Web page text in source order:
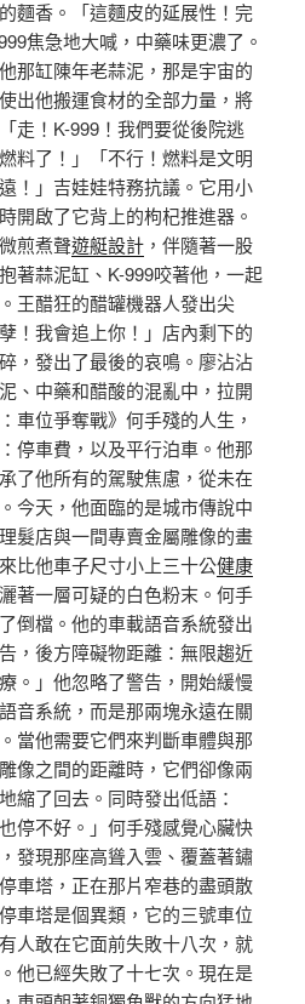
麵香。「這麵皮的延展性！完
焦急地大喊，中藥味更濃了。
那缸陳年老蒜泥，那是宇宙的
出他搬運食材的全部力量，將
走！K-999！我們要從後院逃
料了！」「不行！燃料是文明
！」吉娃娃特務抗議。它用小
開啟了它背上的枸杞推進器。
煎煮聲遊艇設計 ，伴隨著一股
著蒜泥缸、K-999咬著他，一起
王醋狂的醋罐機器人發出尖
！我會追上你！」店內剩下的
，發出了最後的哀鳴。廖沾沾
、中藥和醋酸的混亂中，拉開
車位爭奪戰》何手殘的人生，
停車費，以及平行泊車。他那
了他所有的駕駛焦慮，從未在
今天，他面臨的是城市傳說中
髮店與一間專賣金屬雕像的畫
比他車子尺寸小上三十公健康
著一層可疑的白色粉末。何手
倒檔。他的車載語音系統發出
，後方障礙物距離：無限趨近
。」他忽略了警告，開始緩慢
音系統，而是那兩塊永遠在關
當他需要它們來判斷車體與那
像之間的距離時，它們卻像兩
縮了回去。同時發出低語：
停不好。」何手殘感覺心臟快
發現那座高聳入雲、覆蓋著鏽
車塔，正在那片窄巷的盡頭散
車塔是個異類，它的三號車位
人敢在它面前失敗十八次，就
他已經失敗了十七次。現在是